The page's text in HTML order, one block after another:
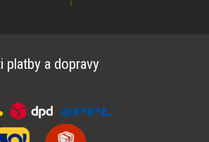
platby a dopravy